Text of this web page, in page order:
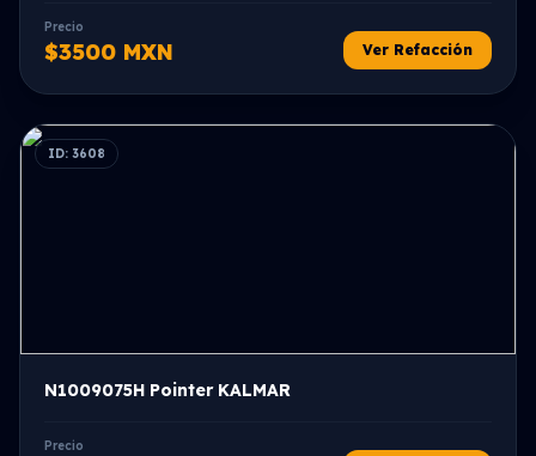
Precio
$3500 MXN Ver Refacción
ID: 3608
N1009075H Pointer KALMAR
Precio